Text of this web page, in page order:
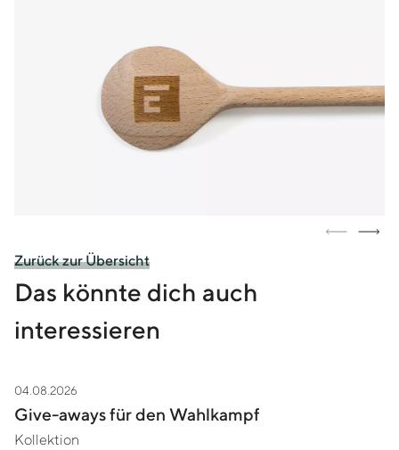
Zurück zur Übersicht
Das könnte dich auch
interessieren
Zur Story Give-aways für den Wahlkampf
04.08.2026
Give-aways für den Wahlkampf
Kollektion